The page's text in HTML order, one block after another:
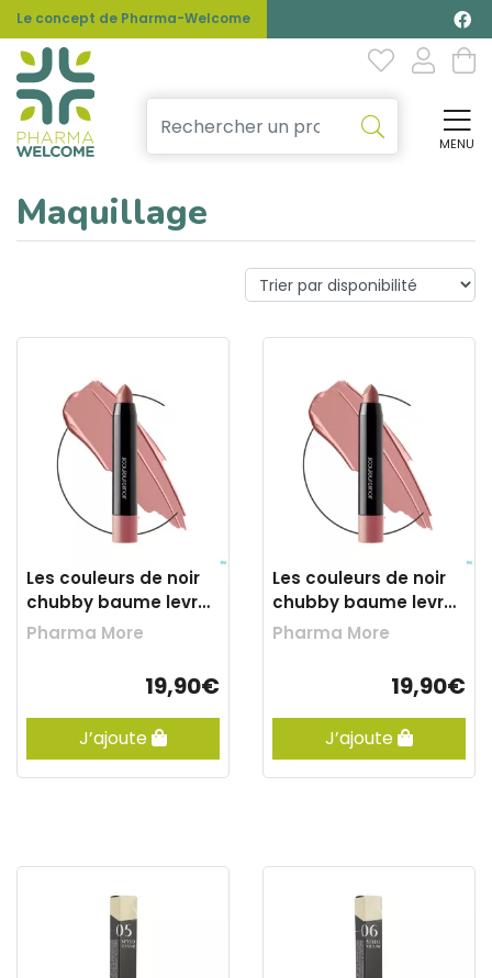
Le concept de Pharma-Welcome
MENU
Maquillage
Les couleurs de noir
chubby baume levre
03 rosewoo
Pharma More
19,90€
J’ajoute
Les couleurs de noir
chubby baume levre
04 ruby
Pharma More
19,90€
J’ajoute